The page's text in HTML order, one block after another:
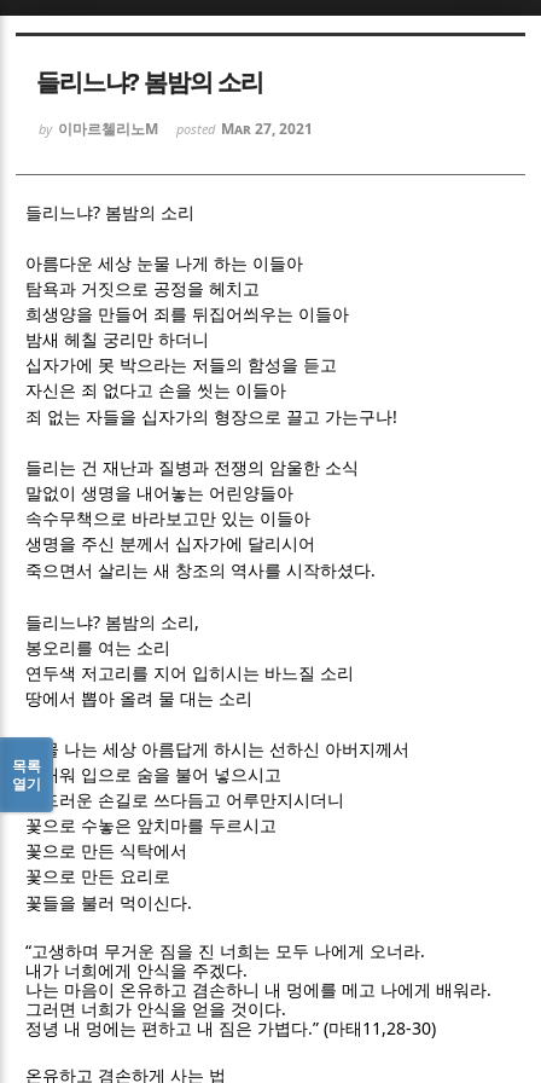
들리느냐? 봄밤의 소리
by 이마르첼리노M posted Mar 27, 2021
들리느냐? 봄밤의 소리
아름다운 세상 눈물 나게 하는 이들아
탐욕과 거짓으로 공정을 헤치고
희생양을 만들어 죄를 뒤집어씌우는 이들아
밤새 헤칠 궁리만 하더니
십자가에 못 박으라는 저들의 함성을 듣고
자신은 죄 없다고 손을 씻는 이들아
죄 없는 자들을 십자가의 형장으로 끌고 가는구나!
들리는 건 재난과 질병과 전쟁의 암울한 소식
말없이 생명을 내어놓는 어린양들아
속수무책으로 바라보고만 있는 이들아
생명을 주신 분께서 십자가에 달리시어
죽으면서 살리는 새 창조의 역사를 시작하셨다.
들리느냐? 봄밤의 소리 ,
봉오리를 여는 소리
연두색 저고리를 지어 입히시는 바느질 소리
땅에서 뽑아 올려 물 대는 소리
눈물 나는 세상 아름답게 하시는 선하신 아버지께서
밤새워 입으로 숨을 불어 넣으시고
부드러운 손길로 쓰다듬고 어루만지시더니
꽃으로 수놓은 앞치마를 두르시고
꽃으로 만든 식탁에서
꽃으로 만든 요리로
꽃들을 불러 먹이신다.
“고생하며 무거운 짐을 진 너희는 모두 나에게 오너라.
내가 너희에게 안식을 주겠다.
나는 마음이 온유하고 겸손하니 내 멍에를 메고 나에게 배워라.
그러면 너희가 안식을 얻을 것이다.
정녕 내 멍에는 편하고 내 짐은 가볍다.” (마태 11,28-30)
온유하고 겸손하게 사는 법
목록
열기
Sketchbook5, 스케치북5
Sketchbook5, 스케치북5
Sketchbook5, 스케치북5
Sketchbook5, 스케치북5